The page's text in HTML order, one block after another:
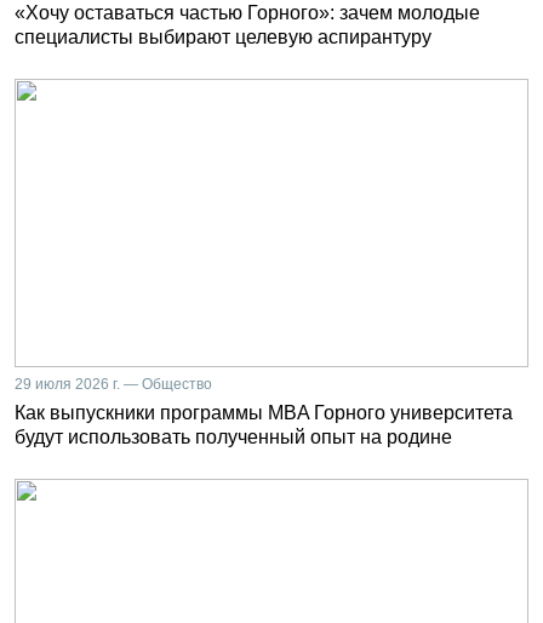
«Хочу оставаться частью Горного»: зачем молодые
специалисты выбирают целевую аспирантуру
29 июля 2026 г. — Общество
Как выпускники программы MBA Горного университета
будут использовать полученный опыт на родине